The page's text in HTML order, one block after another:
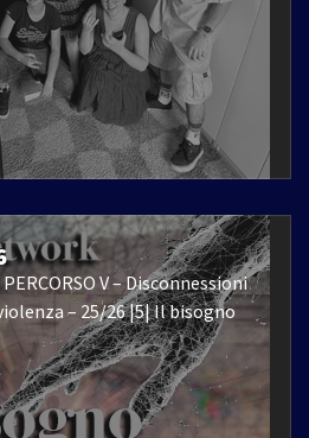
V – Disconnessioni
– 25/26 |5| Il bisogno